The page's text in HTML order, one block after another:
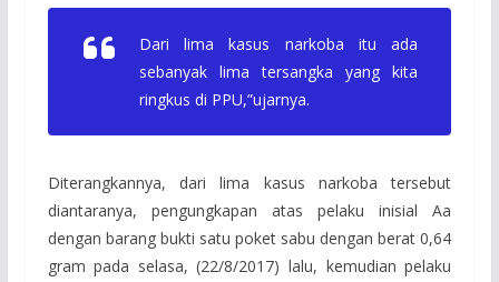
Dari lima kasus narkoba itu ada
sebanyak lima tersangka yang kita
ringkus di PPU,”ujarnya.
Diterangkannya, dari lima kasus narkoba tersebut
diantaranya, pengungkapan atas pelaku inisial Aa
dengan barang bukti satu poket sabu dengan berat 0,64
gram pada selasa, (22/8/2017) lalu, kemudian pelaku